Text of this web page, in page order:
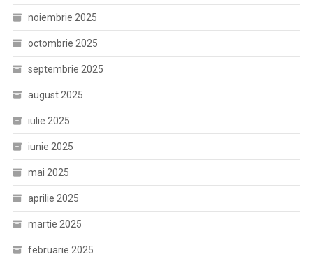
noiembrie 2025
octombrie 2025
septembrie 2025
august 2025
iulie 2025
iunie 2025
mai 2025
aprilie 2025
martie 2025
februarie 2025